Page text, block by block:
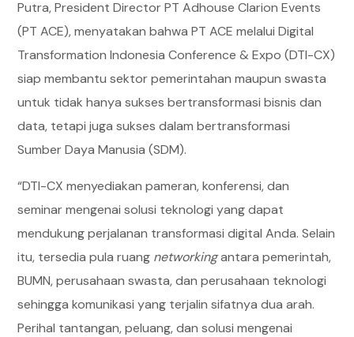
Putra, President Director PT Adhouse Clarion Events
(PT ACE), menyatakan bahwa PT ACE melalui Digital
Transformation Indonesia Conference & Expo (DTI-CX)
siap membantu sektor pemerintahan maupun swasta
untuk tidak hanya sukses bertransformasi bisnis dan
data, tetapi juga sukses dalam bertransformasi
Sumber Daya Manusia (SDM).
“DTI-CX menyediakan pameran, konferensi, dan
seminar mengenai solusi teknologi yang dapat
mendukung perjalanan transformasi digital Anda. Selain
itu, tersedia pula ruang networkingantara pemerintah,
BUMN, perusahaan swasta, dan perusahaan teknologi
sehingga komunikasi yang terjalin sifatnya dua arah.
Perihal tantangan, peluang, dan solusi mengenai